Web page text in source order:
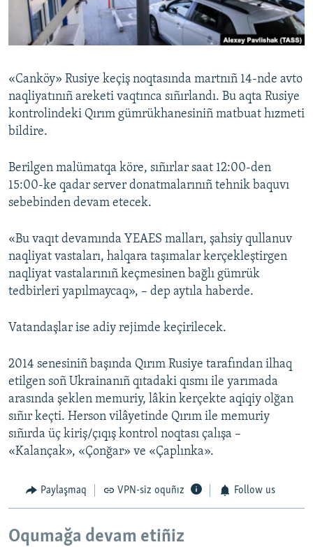
Русский
Українською
QOŞULIÑIZ!
«Canköy» Rusiye keçiş noqtasında martnıñ 14-nde avto
naqliyatınıñ areketi vaqtınca sıñırlandı. Bu aqta Rusiye
kontrolindeki Qırım gümrükhanesiniñ matbuat hızmeti
bildire.
Berilgen malümatqa köre, sıñırlar saat 12:00-den
15:00-ke qadar server donatmalarınıñ tehnik baquvı
sebebinden devam etecek.
«Bu vaqıt devamında YEAES malları, şahsiy qullanuv
naqliyat vastaları, halqara taşımalar kerçekleştirgen
naqliyat vastalarınıñ keçmesinen bağlı gümrük
tedbirleri yapılmaycaq», – dep aytıla haberde.
Vatandaşlar ise adiy rejimde keçirilecek.
2014 senesiniñ başında Qırım Rusiye tarafından ilhaq
etilgen soñ Ukrainanıñ qıtadaki qısmı ile yarımada
arasında şeklen memuriy, lâkin kerçekte aqiqiy olğan
sıñır keçti. Herson vilâyetinde Qırım ile memuriy
sıñırda üç kiriş/çıqış kontrol noqtası çalışa –
«Kalançak», «Çonğar» ve «Çaplınka».
Paylaşmaq VPN-siz oquñız Follow us
Oqumağa devam etiñiz